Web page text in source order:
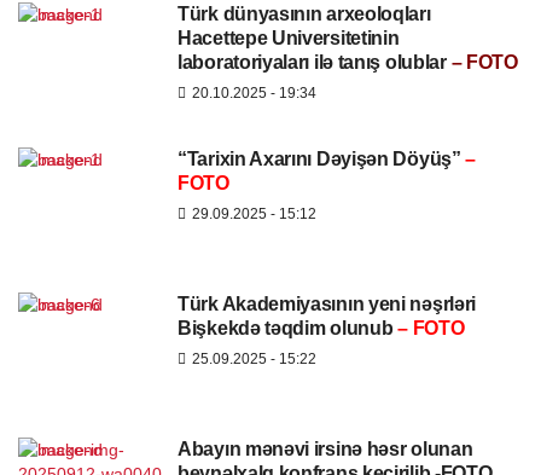
Türk dünyasının arxeoloqları
Hacettepe Universitetinin
laboratoriyaları ilə tanış olublar – FOTO
20.10.2025 - 19:34
“Tarixin Axarını Dəyişən Döyüş”–
FOTO
29.09.2025 - 15:12
Türk Akademiyasının yeni nəşrləri
Bişkekdə təqdim olunub – FOTO
25.09.2025 - 15:22
Abayın mənəvi irsinə həsr olunan